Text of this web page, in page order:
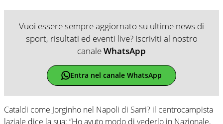
Vuoi essere sempre aggiornato su ultime news di
sport, risultati ed eventi live? Iscriviti al nostro
canaleWhatsApp
Entra nel canale WhatsApp
Cataldi come Jorginho nel Napoli di Sarri? il centrocampista
laziale dice la sua: “Ho avuto modo di vederlo in Nazionale,